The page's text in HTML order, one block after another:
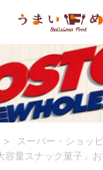
> スーパー・ショッ
量スナック菓子」